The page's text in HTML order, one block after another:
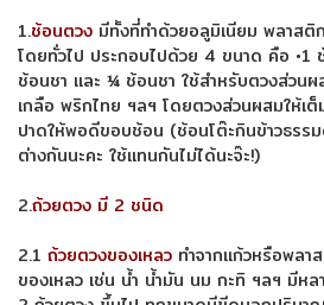
1.ช้อนตวง มีทั้งที่ทำด้วยอลูมิเนียม พลาสติ
โดยทั่วไป ประกอบไปด้วย 4 ขนาด คือ •1
ช้อนชา และ ¼ ช้อนชา ใช้สำหรับตวงส่วน
เกลือ พริกไทย ฯลฯ โดยตวงส่วนผสมให้เ
ปาดให้พอดีขอบช้อน (ช้อนโต๊ะกินข้าวธรร
ต่างกันนะคะ ใช้แทนกันไม่ได้นะจ๊ะ!)
2.ถ้วยตวง มี 2 ชนิด
2.1 ถ้วยตวงของเหลว ทำจากแก้วหรือพลา
ของเหลว เช่น น้ำ น้ำมัน นม กะทิ ฯลฯ มีห